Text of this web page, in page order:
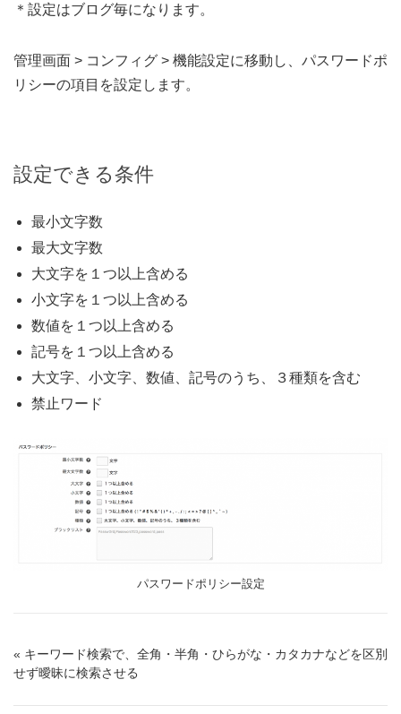
＊設定はブログ毎になります。
管理画面 > コンフィグ > 機能設定に移動し、パスワードポ
リシーの項目を設定します。
設定できる条件
最小文字数
最大文字数
大文字を１つ以上含める
小文字を１つ以上含める
数値を１つ以上含める
記号を１つ以上含める
大文字、小文字、数値、記号のうち、３種類を含む
禁止ワード
パスワードポリシー設定
« キーワード検索で、全角・半角・ひらがな・カタカナなどを区別
せず曖昧に検索させる